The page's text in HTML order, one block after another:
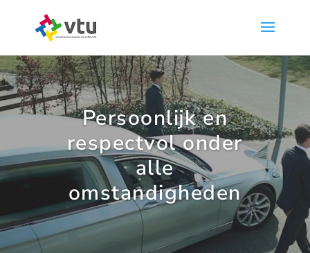
Persoonlijk en
respectvol onder
alle
omstandigheden